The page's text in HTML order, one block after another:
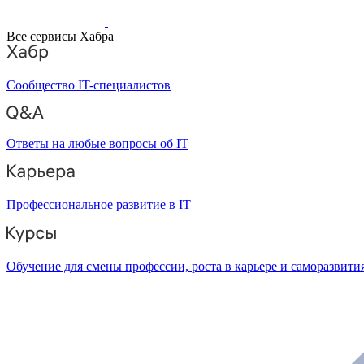
Все сервисы Хабра
Сообщество IT-специалистов
Ответы на любые вопросы об IT
Профессиональное развитие в IT
Обучение для смены профессии, роста в карьере и